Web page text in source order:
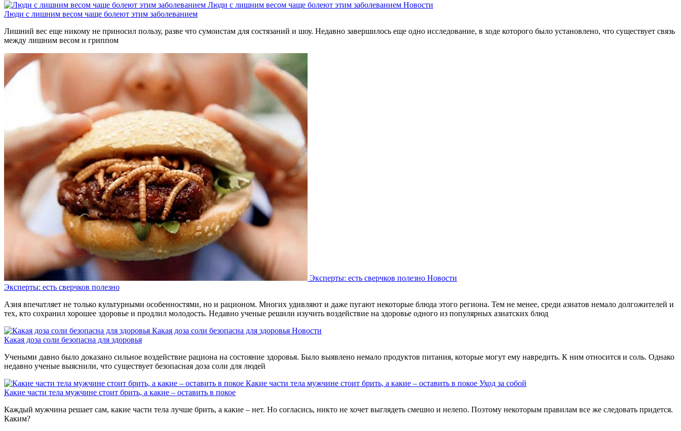
Люди с лишним весом чаще болеют этим заболеванием Новости
Люди с лишним весом чаще болеют этим заболеванием
Лишний вес еще никому не приносил пользу, разве что сумоистам для состязаний и шоу. Недавно завершилось еще одно исследование, в ходе которого было установлено, что существует связь
между лишним весом и гриппом
Эксперты: есть сверчков полезно Новости
Эксперты: есть сверчков полезно
Азия впечатляет не только культурными особенностями, но и рационом. Многих удивляют и даже пугают некоторые блюда этого региона. Тем не менее, среди азиатов немало долгожителей и
тех, кто сохранил хорошее здоровье и продлил молодость. Недавно ученые решили изучить воздействие на здоровье одного из популярных азиатских блюд
Какая доза соли безопасна для здоровья Новости
Какая доза соли безопасна для здоровья
Учеными давно было доказано сильное воздействие рациона на состояние здоровья. Было выявлено немало продуктов питания, которые могут ему навредить. К ним относится и соль. Однако
недавно ученые выяснили, что существует безопасная доза соли для людей
Какие части тела мужчине стоит брить, а какие – оставить в покое Уход за собой
Какие части тела мужчине стоит брить, а какие – оставить в покое
Каждый мужчина решает сам, какие части тела лучше брить, а какие – нет. Но согласись, никто не хочет выглядеть смешно и нелепо. Поэтому некоторым правилам все же следовать придется.
Каким?